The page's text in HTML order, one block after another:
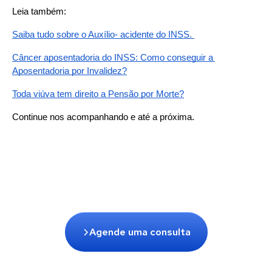
Leia também:
Saiba tudo sobre o Auxílio- acidente do INSS.
Câncer aposentadoria do INSS: Como conseguir a
Aposentadoria por Invalidez?
Toda viúva tem direito a Pensão por Morte?
Continue nos acompanhando e até a próxima.
Agende uma consulta